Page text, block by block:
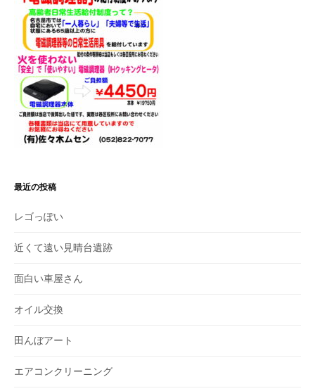
最近の投稿
レゴっぽい
近くて遠い見晴台遺跡
面白い車屋さん
オイル交換
田んぼアート
エアコンクリーニング